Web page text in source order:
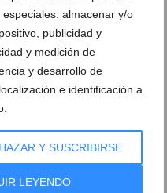
almacenar y/o
publicidad y
y medición de
y desarrollo de
e identificación a
Y SUSCRIBIRSE
LEYENDO